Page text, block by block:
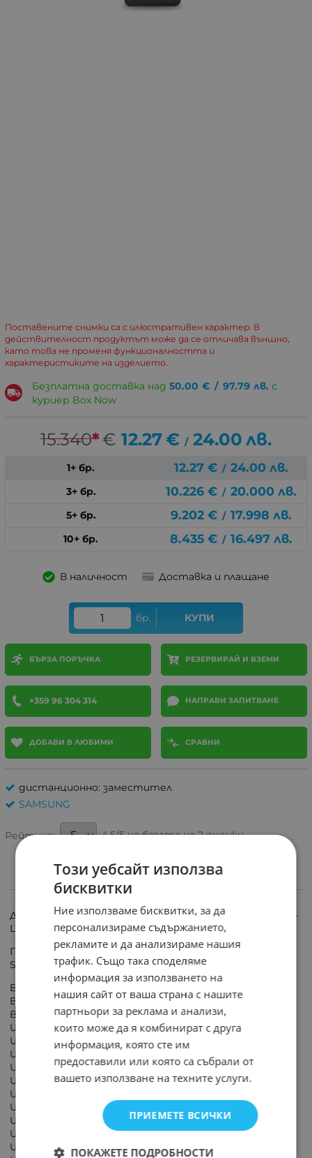
Поставените снимки са с илюстративен характер. В
действителност продуктът може да се отличава външно,
като това не променя функционалността и
характеристиките на изделието.
Безплатна доставка над 50.00 € / 97.79 лв. с
куриер Box Now
15.340*€ 12.27€ / 24.00 лв.
1+ бр. 12.27 € / 24.00 лв.
3+ бр. 10.226 € / 20.000 лв.
5+ бр. 9.202 € / 17.998 лв.
10+ бр. 8.435 € / 16.497 лв.
В наличност Доставка и плащане
бр. КУПИ
БЪРЗА ПОРЪЧКА РЕЗЕРВИРАЙ И ВЗЕМИ
+359 96 304 314 НАПРАВИ ЗАПИТВАНЕ
ДОБАВИ В ЛЮБИМИ СРАВНИ
дистанционно: заместител
SAMSUNG
Рейтинг: 4.5/5 на базата на 2 оценки
ИНФОРМАЦИЯ
Дистанционно управление SAMSUNG BN59-01259A RM-
L1350
Подходящо за следните модели LED LCD HDTV 3D
Smart TV телевизори:
BN59-01259B BN59-01259E BN59-01241A BN59-01259E
BN59-01241A BN59-01259B BN59-01260A BN59-01266A
BN59-01274A BN59-01292A BN59-01265A
UN49KS8000F UN49KS8000FXZA UN49KS8500F
UN65KS8000FXZA UN65KS8500F UN65KS8500FXZA
UN65KS9000F UN65KS9000FXZA UN65KS9500F ;
UN55KU7000F UN55KU700DF UN55KU7500F
UN55KU750DF UN60KS800DF UN65KS800DF
UN65KS850DF UN65KS900DF UN65KS950DF
UN65KS9800F UN65KU7000F UN65KU7500F
UN75KS900DF UN78KS9500F UN78KS9800F
UN78KU7500F UN78KU750DF UN88KS9810F;
UN65KS9500FXZA UN75KS9000F UN75KS9000FXZA
Този уебсайт използва
бисквитки
Ние използваме бисквитки, за да
персонализираме съдържанието,
рекламите и да анализираме нашия
трафик. Също така споделяме
информация за използването на
нашия сайт от ваша страна с нашите
партньори за реклама и анализи,
които може да я комбинират с друга
информация, която сте им
предоставили или която са събрали от
вашето използване на техните услуги.
ПРИЕМЕТЕ ВСИЧКИ
ПОКАЖЕТЕ ПОДРОБНОСТИ